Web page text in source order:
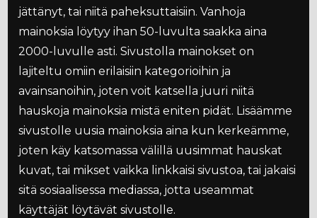
jättänyt, tai niitä paheksuttaisiin. Vanhoja
mainoksia löytyy ihan 50-luvulta saakka aina
2000-luvulle asti. Sivustolla mainokset on
lajiteltu omiin erilaisiin kategorioihin ja
avainsanoihin, joten voit katsella juuri niitä
hauskoja mainoksia mistä eniten pidät. Lisäämme
sivustolle uusia mainoksia aina kun kerkeämme,
joten käy katsomassa välillä uusimmat hauskat
kuvat, tai mikset vaikka linkkaisi sivustoa, tai jakaisi
sitä sosiaalisessa mediassa, jotta useammat
käyttäjät löytävät sivustolle.